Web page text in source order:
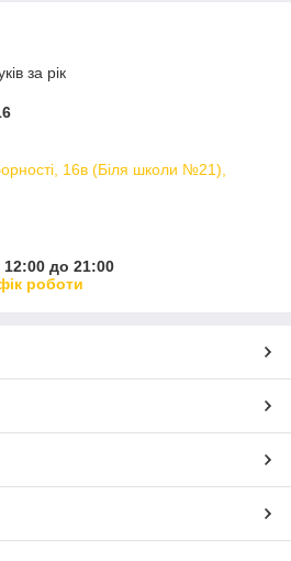
за рік
16в (Біля школи №21),
до 21:00
роботи